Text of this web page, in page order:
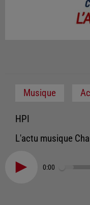
Musique
HPI
L'actu musique
0:00